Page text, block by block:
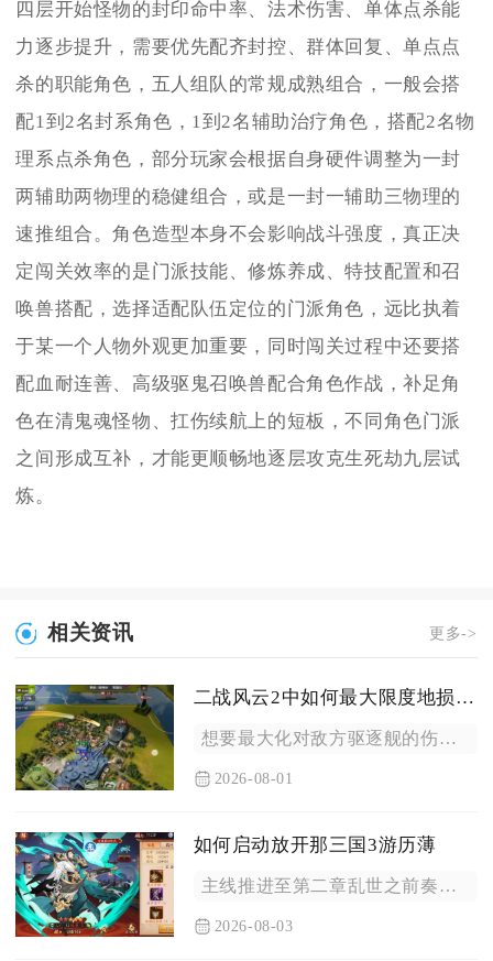
四层开始怪物的封印命中率、法术伤害、单体点杀能
力逐步提升，需要优先配齐封控、群体回复、单点点
杀的职能角色，五人组队的常规成熟组合，一般会搭
配1到2名封系角色，1到2名辅助治疗角色，搭配2名物
理系点杀角色，部分玩家会根据自身硬件调整为一封
两辅助两物理的稳健组合，或是一封一辅助三物理的
速推组合。角色造型本身不会影响战斗强度，真正决
定闯关效率的是门派技能、修炼养成、特技配置和召
唤兽搭配，选择适配队伍定位的门派角色，远比执着
于某一个人物外观更加重要，同时闯关过程中还要搭
配血耐连善、高级驱鬼召唤兽配合角色作战，补足角
色在清鬼魂怪物、扛伤续航上的短板，不同角色门派
之间形成互补，才能更顺畅地逐层攻克生死劫九层试
炼。
相关资讯 更多->
二战风云2中如何最大限度地损害敌方驱逐舰
想要最大化对敌方驱逐舰的伤害，核心方案是搭配航母舰载鱼雷轰炸...
2026-08-01
如何启动放开那三国3游历薄
主线推进至第二章乱世之前奏，找到地图左侧林地内的麋鹿互动即可...
2026-08-03